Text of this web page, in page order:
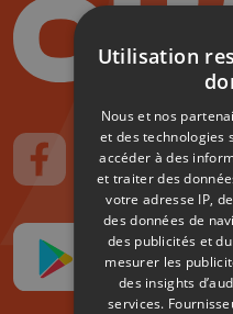
Suivez-nous surSuivez-nous
Utilisation
Nous et nos
et des technologies
accéder à des
et traiter des
votre adresse IP,
des données de
des publicités et
mesurer les
des insights
services.